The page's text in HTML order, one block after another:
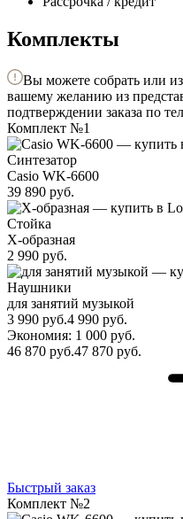
Комплекты
Вы можете собрать или
вашему желанию из
подтверждении заказа по
Комплект №1
Синтезатор
Casio WK-6600
39 890 руб.
Стойка
X-образная
2 990 руб.
Наушники
для занятий музыкой
3 990 руб.4 990 руб.
Экономия: 1 000 руб.
46 870 руб.47 870 руб.
Быстрый заказ
Комплект №2